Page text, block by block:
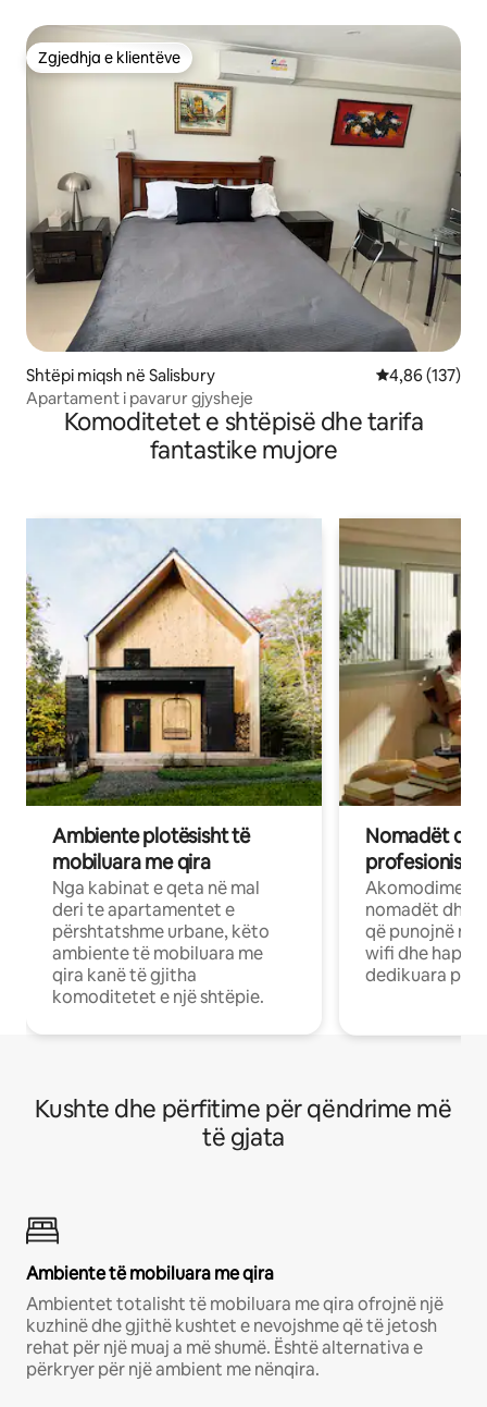
Zgjedhja e klientëve
Zgjedhja e klientëve
Shtëpi miqsh në Salisbury Vlerësimi
4,86 (137)
Apartament i pavarur gjysheje
Komoditetet e shtëpisë dhe tarifa
fantastike mujore
Ambiente plotësisht të
mobiluara me qira
Nga kabinat e qeta në mal
deri te apartamentet e
përshtatshme urbane, këto
ambiente të mobiluara me
qira kanë të gjitha
komoditetet e një shtëpie.
Nomadët
Akomodime
nomadët dhe
që punojnë në
wifi dhe
dedikuara
Kushte dhe përfitime për qëndrime më
të gjata
Ambiente të mobiluara me qira
Ambientet totalisht të mobiluara me qira ofrojnë një
kuzhinë dhe gjithë kushtet e nevojshme që të jetosh
rehat për një muaj a më shumë. Është alternativa e
përkryer për një ambient me nënqira.